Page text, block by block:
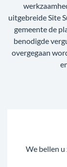
uitgebreide Site
gemeente de
benodigde
overgegaan
We bellen u